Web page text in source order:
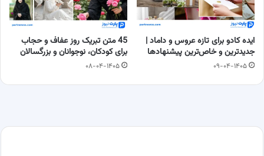
ایده کادو برای تازه عروس و داماد |
جدیدترین و خاص‌ترین پیشنهادها
۰۹-۰۴-۱۴۰۵
45 متن تبریک روز عفاف و حجاب
برای کودکان، نوجوانان و بزرگسالان
۰۸-۰۴-۱۴۰۵